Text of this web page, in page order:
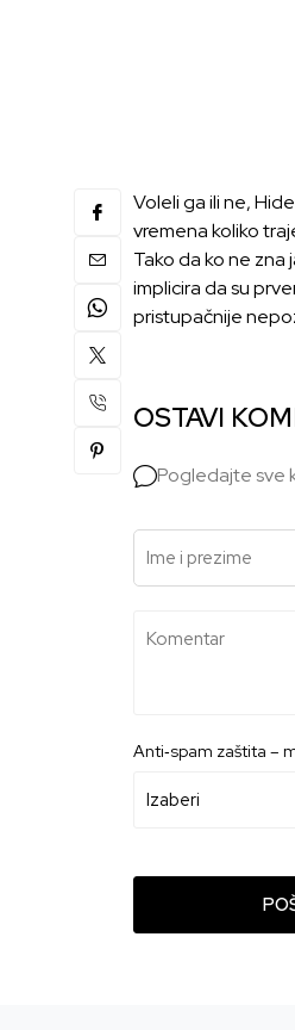
Voleli ga ili ne,
vremena koliko
Tako da ko ne
implicira da su
pristupačnije
OSTAVI
Pogledajte sve
Ime i prezime
Komentar
Anti‑spam zaštita –